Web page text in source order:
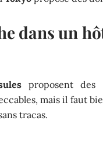
dans un
proposent des
mais il faut
tracas.